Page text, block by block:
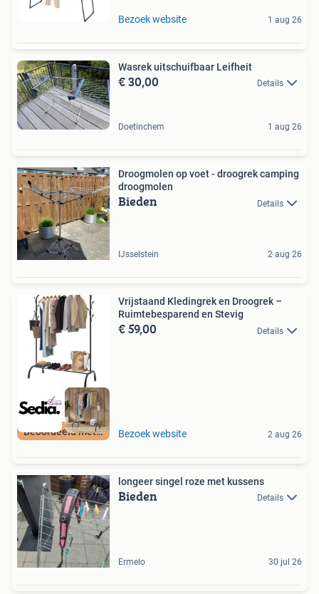
Bezoek website 1 aug 26
Wasrek uitschuifbaar Leifheit
€ 30,00 Details
Doetinchem 1 aug 26
Droogmolen op voet - droogrek camping
droogmolen
Bieden Details
IJsselstein 2 aug 26
Beoordeeld met 9+
Vrijstaand Kledingrek en Droogrek –
Ruimtebesparend en Stevig
€ 59,00 Details
Bezoek website 2 aug 26
longeer singel roze met kussens
Bieden Details
Ermelo 30 jul 26